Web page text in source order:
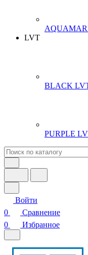
LVT
BLACK
PURPLE
Войти
0
Сравнение
0
Избранное